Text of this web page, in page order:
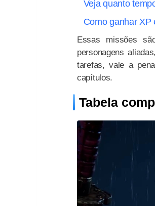
Veja quanto
Como ganhar XP
Essas missões
personagens
tarefas, vale a
capítulos.
Tabela